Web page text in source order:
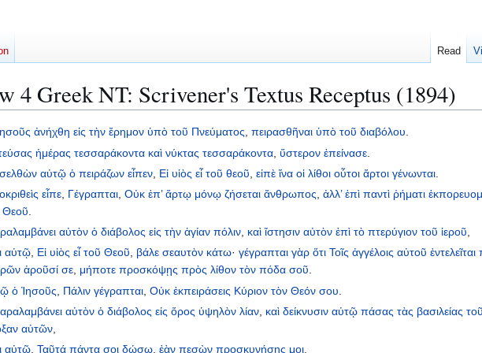
4 Greek NT: Scrivener's Textus Receptus (1894)
ἀνήχθη εἰς τὴν ἔρημον ὑπὸ τοῦ Πνεύματος,πειρασθῆναι ὑπὸ τοῦ διαβόλου.
ἡμέρας τεσσαράκοντα καὶ νύκτας τεσσαράκοντα ,ὕστερον ἐπείνασε
αὐτῷ ὁ πειράζων εἶπεν Εἰ υἱὸς εἶ τοῦ θεοῦ ,εἰπὲ ἵνα οἱ λίθοι οὗτοι ἄρτοι γένωνται
εἶπε Γέγραπται ,Οὐκ ἐπ’ ἄρτῳ μόνῳ ζήσεται ἄνθρωπος ,ἀλλ’ ἐπὶ παντὶ ῥήματι
Θεοῦ
αὐτὸν ὁ διάβολος εἰς τὴν ἁγίαν πόλιν, καὶ ἵστησιν αὐτὸν ἐπὶ τὸ πτερύγιον τοῦ ἱεροῦ,
αὐτῷ, Εἰ υἱὸς εἶ τοῦ Θεοῦ, βάλε σεαυτὸν κάτω·γέγραπται γὰρ ὅτι Τοῖς ἀγγέλοις αὐτοῦ ἐντελεῖται
ἀροῦσί σε, μήποτε προσκόψῃς πρὸς λίθον τὸν πόδα σοῦ.
ὁ Ἰησοῦς Πάλιν γέγραπται ,Οὐκ ἐκπειράσεις Κύριον τὸν Θεόν σου
αὐτὸν ὁ διάβολος εἰς ὄρος ὑψηλὸν λίαν καὶ δείκνυσιν αὐτῷ πάσας τὰς βασιλείας τοῦ
αὐτῶν
αὐτῷ ,Ταῦτά πάντα σοι δώσω ,ἐὰν πεσὼν προσκυνήσῃς μοι
Read